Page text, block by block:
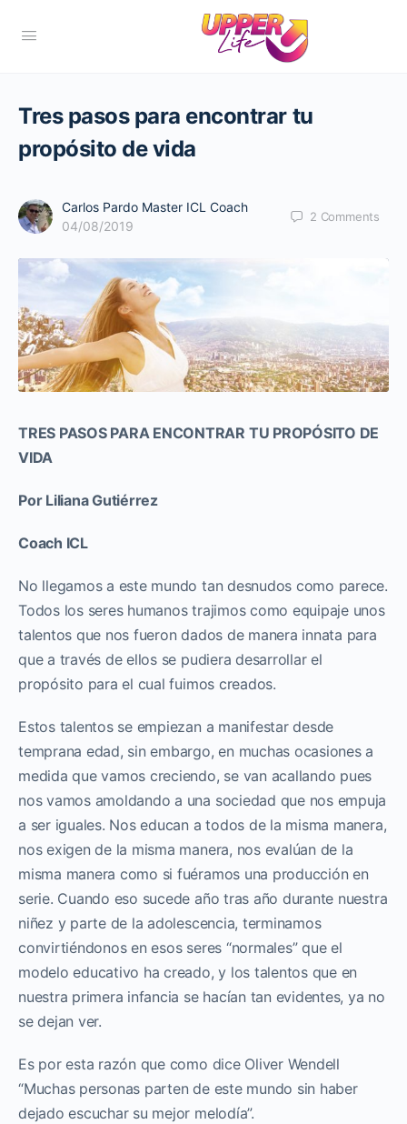
Tres pasos para encontrar tu
propósito de vida
Carlos Pardo Master ICL Coach
04/08/2019
2 Comments
TRES PASOS PARA ENCONTRAR TU PROPÓSITO DE
VIDA
Por Liliana Gutiérrez
Coach ICL
No llegamos a este mundo tan desnudos como parece.
Todos los seres humanos trajimos como equipaje unos
talentos que nos fueron dados de manera innata para
que a través de ellos se pudiera desarrollar el
propósito para el cual fuimos creados.
Estos talentos se empiezan a manifestar desde
temprana edad, sin embargo, en muchas ocasiones a
medida que vamos creciendo, se van acallando pues
nos vamos amoldando a una sociedad que nos empuja
a ser iguales. Nos educan a todos de la misma manera,
nos exigen de la misma manera, nos evalúan de la
misma manera como si fuéramos una producción en
serie. Cuando eso sucede año tras año durante nuestra
niñez y parte de la adolescencia, terminamos
convirtiéndonos en esos seres “normales” que el
modelo educativo ha creado, y los talentos que en
nuestra primera infancia se hacían tan evidentes, ya no
se dejan ver.
Es por esta razón que como dice Oliver Wendell
“Muchas personas parten de este mundo sin haber
dejado escuchar su mejor melodía”.